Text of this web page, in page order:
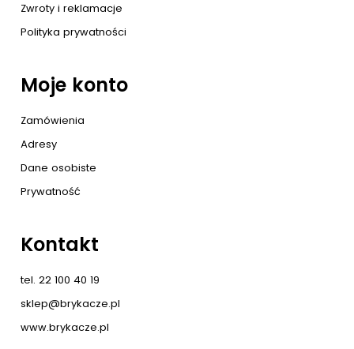
Zwroty i reklamacje
Polityka prywatności
Moje konto
Zamówienia
Adresy
Dane osobiste
Prywatność
Kontakt
tel. 22 100 40 19
sklep@brykacze.pl
www.brykacze.pl